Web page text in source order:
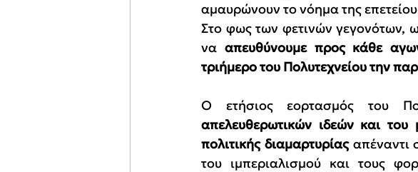
αμαυρώνουν το νόημα της
Στο φως των φετινών γεγονότων,
να απευθύνουμε προς κάθε
τριήμερο του Πολυτεχνείου την
Ο ετήσιος εορτασμός του
απελευθερωτικών ιδεών και του
πολιτικής διαμαρτυρίας απέναντι
του ιμπεριαλισμού και τους